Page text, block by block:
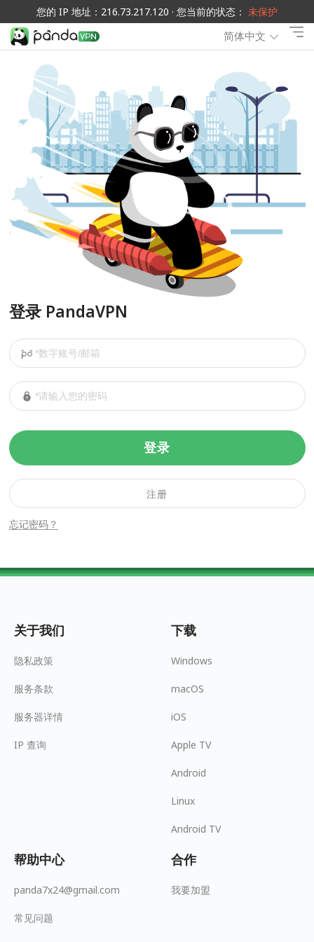
您的 IP 地址：216.73.217.120 · 您当前的状态： 未保护
简体中文
登录 PandaVPN
登录
忘记密码？
注册
关于我们
隐私政策
服务条款
服务器详情
IP 查询
下载
Windows
macOS
iOS
Apple TV
Android
Linux
Android TV
帮助中心
panda7x24@gmail.com
常见问题
合作
我要加盟